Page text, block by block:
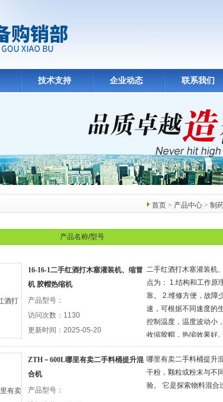
技术支持 企业动态 联系我们
首页 > 产品中心 > 制
产品名称/型号
16-16-1二手红酒打木塞灌装机、缩冒
机 胶帽热缩机
产品型号：
访问次数：1130
更新时间：2025-05-20
二手红酒打木塞灌装机
点为： 1.结构和工作原
靠。 2.维修方便，故障
速，可根据不同速度的
控制温度，温度波动小
收缩胶帽，热缩效果好
停机，保护人机安全。
较好，结构紧凑，操作
ZTH－600L哪里有卖二手料桶提升混
合机
产品型号：
哪里有卖二手料桶提升
干粉，颗粒或粉末与不
验。 它是探索物料混合